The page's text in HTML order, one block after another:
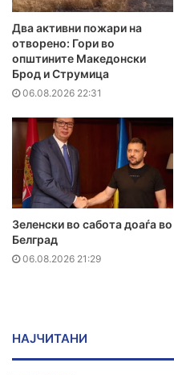
Два активни пожари на
отворено: Гори во
општините Македонски
Брод и Струмица
06.08.2026 22:31
Зеленски во сабота доаѓа во
Белград
06.08.2026 21:29
НАЈЧИТАНИ